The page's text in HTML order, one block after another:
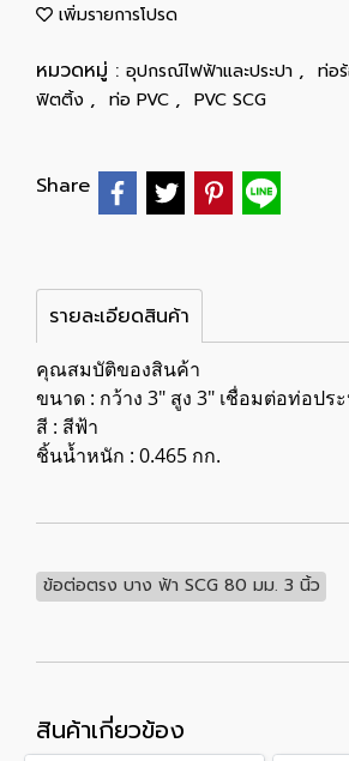
เพิ่มรายการโปรด
หมวดหมู่ : อุปกรณ์ไฟฟ้าและประปา , ท่อ
ฟิตติ้ง , ท่อ PVC , PVC SCG
Share
รายละเอียดสินค้า
คุณสมบัติของสินค้า
ขนาด : กว้าง 3" สูง 3" เชื่อมต่อท่อปร
สี : สีฟ้า
ชิ้นน้ำหนัก : 0.465 กก.
ข้อต่อตรง บาง ฟ้า SCG 80 มม. 3 นิ้ว
สินค้าเกี่ยวข้อง